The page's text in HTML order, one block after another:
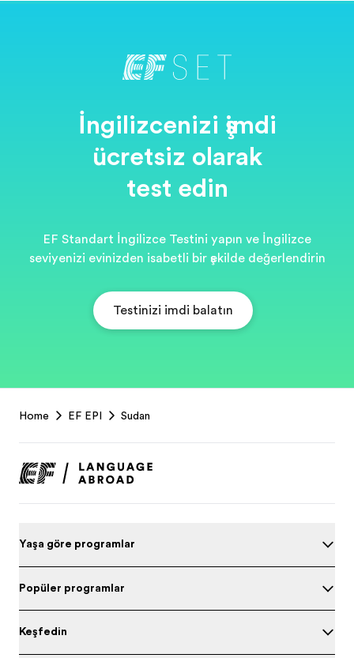
İngilizcenizi şimdi
ücretsiz olarak
test edin
EF Standart İngilizce Testini yapın ve İngilizce
seviyenizi evinizden isabetli bir şekilde değerlendirin
Testinizi şimdi başlatın
Footer
Home EF EPI Sudan
Yaşa göre programları
Popüler programlar
Keşfedin